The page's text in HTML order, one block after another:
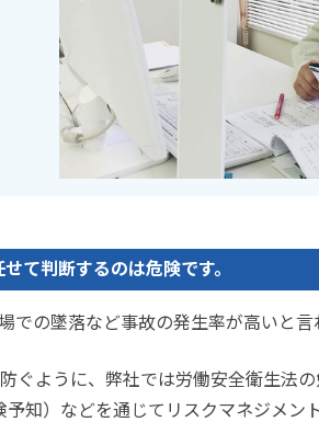
て判断するのは危険です。
での墜落など事故の発生率が高いと
ぐように、弊社では労働安全衛生法
予知）などを通じてリスクマネジメン